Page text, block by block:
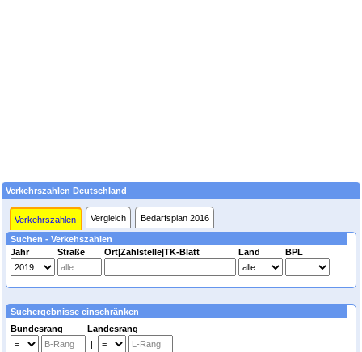
Verkehrszahlen Deutschland
Verkehrszahlen Vergleich Bedarfsplan 2016
Suchen - Verkehszahlen
Jahr
Straße Ort|Zählstelle|TK-Blatt Land BPL
Suchergebnisse einschränken
Bundesrang Landesrang
|